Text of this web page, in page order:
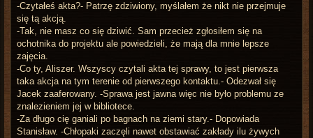
-Czytałeś akta?- Patrzę zdziwiony, myślałem że nikt nie przejmuje
się tą akcją.
-Tak, nie masz co się dziwić. Sam przecież zgłosiłem się na
ochotnika do projektu ale powiedzieli, że mają dla mnie lepsze
zajęcia.
-Co ty, Aliszer. Wszyscy czytali akta tej sprawy, to jest pierwsza
taka akcja na tym terenie od pierwszego kontaktu.- Odezwał się
Jacek zaaferowany. -Sprawa jest jawna więc nie było problemu ze
znalezieniem jej w bibliotece.
-Za długo cię ganiali po bagnach na ziemi stary.- Dopowiada
Stanisław. -Chłopaki zaczęli nawet obstawiać zakłady ilu żywych